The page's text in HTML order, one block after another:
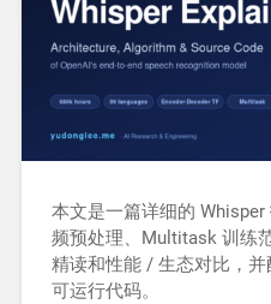
本文是一篇详细的
频预处理、Multitask 训练
精读和性能 / 生态对比，
可运行代码。